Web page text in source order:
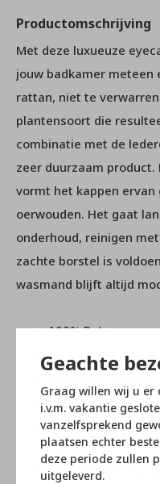
Geachte
Graag willen wij u er
i.v.m. vakantie
vanzelfsprekend
plaatsen echter
deze periode zullen
uitgeleverd.
Productomschrijving
Met deze luxueuze
jouw badkamer meteen
rattan, niet te
plantensoort die
combinatie met de
zeer duurzaam
vormt het kappen ervan
oerwouden. Het gaat
onderhoud, reinigen
zachte borstel is
wasmand blijft altijd
100% Ratan
met leren/ratan
binnenzak
uniek
58 liter
Afmetingen: